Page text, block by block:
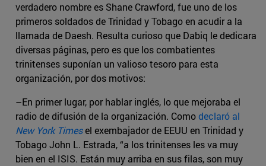
verdadero nombre es Shane Crawford, fue uno de los
primeros soldados de Trinidad y Tobago en acudir a la
llamada de Daesh. Resulta curioso que Dabiq le dedicara
diversas páginas, pero es que los combatientes
trinitenses suponían un valioso tesoro para esta
organización, por dos motivos:
–En primer lugar, por hablar inglés, lo que mejoraba el
radio de difusión de la organización. Comodeclaró al
New York Timesel exembajador de EEUU en Trinidad y
Tobago John L. Estrada, “a los trinitenses les va muy
bien en el ISIS. Están muy arriba en sus filas, son muy